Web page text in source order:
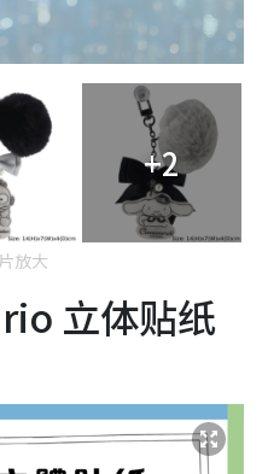
+2
放大
立体贴纸